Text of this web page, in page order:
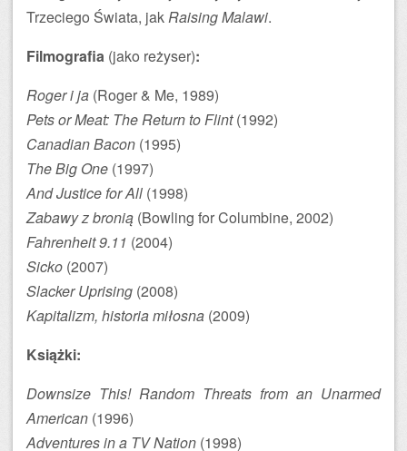
Trzeciego Świata, jakRaising Malawi.
Filmografia (jako reżyser):
Roger i ja (Roger & Me, 1989)
Pets or Meat: The Return to Flint(1992)
Canadian Bacon (1995)
The Big One (1997)
And Justice for All (1998)
Zabawy z bronią (Bowling for Columbine, 2002)
Fahrenheit 9.11 (2004)
Sicko (2007)
Slacker Uprising (2008)
Kapitalizm, historia miłosna (2009)
Książki:
Downsize This! Random Threats from an Unarmed
American (1996)
Adventures in a TV Nation (1998)